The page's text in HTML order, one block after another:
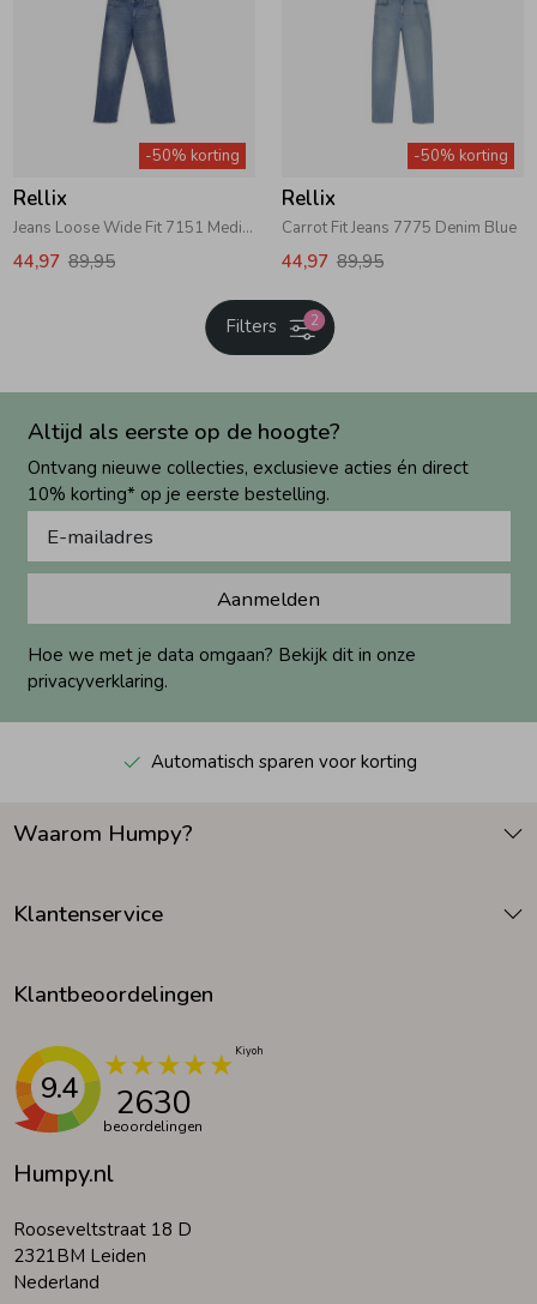
-50% korting
Rellix
Jeans Loose Wide Fit 7151 Medium Denim
44,97 89,95
-50% korting
Rellix
Carrot Fit Jeans 7775 Denim Blue
44,97 89,95
2
Filters
Altijd als eerste op de hoogte?
Ontvang nieuwe collecties, exclusieve acties én direct
10% korting* op je eerste bestelling.
Aanmelden
Hoe we met je data omgaan? Bekijk dit in onze
privacyverklaring.
Automatisch sparen voor korting
Humpy.nl
Rooseveltstraat 18 D
2321BM Leiden
Nederland
Waarom Humpy?
Klantenservice
Klantbeoordelingen
9.4 2630
beoordelingen